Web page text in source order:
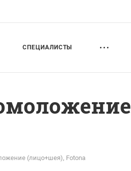
СПЕЦИАЛИСТЫ
(лицо+шея), Fotona